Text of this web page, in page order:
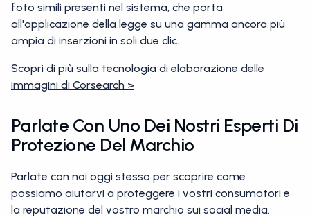
foto simili presenti nel sistema, che porta
all'applicazione della legge su una gamma ancora più
ampia di inserzioni in soli due clic.
Scopri di più sulla tecnologia di elaborazione delle
immagini di Corsearch >
Parlate Con Uno Dei Nostri Esperti Di
Protezione Del Marchio
Parlate con noi oggi stesso per scoprire come
possiamo aiutarvi a proteggere i vostri consumatori e
la reputazione del vostro marchio sui social media.